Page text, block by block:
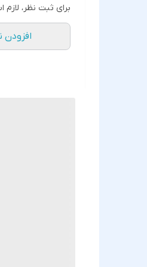
برای ثبت نظر،
افزودن